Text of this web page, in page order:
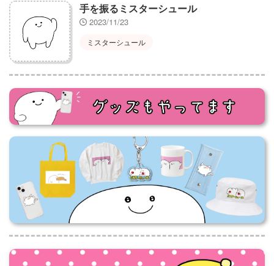
手を振るミスターシュール
2023/11/23
ミスターシュール